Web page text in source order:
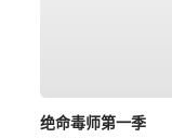
绝命毒师第一季